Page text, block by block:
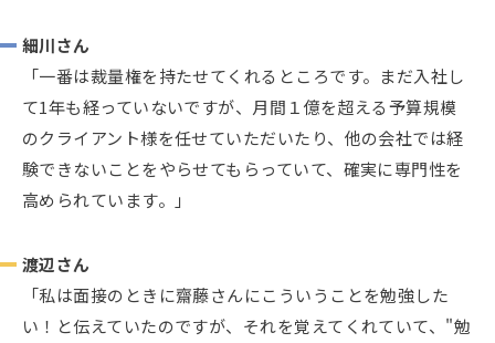
細川さん
「一番は裁量権を持たせてくれるところです。まだ入社し
て1年も経っていないですが、月間１億を超える予算規模
のクライアント様を任せていただいたり、他の会社では経
験できないことをやらせてもらっていて、確実に専門性を
高められています。」
渡辺さん
「私は面接のときに齋藤さんにこういうことを勉強した
い！と伝えていたのですが、それを覚えてくれていて、"勉